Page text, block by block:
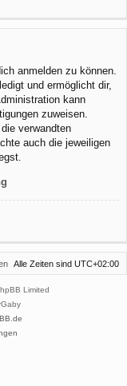
anmelden zu können.
und ermöglicht dir,
kann
zuweisen.
verwandten
auch die jeweiligen
Alle Zeiten sind UTC+02:00
Limited